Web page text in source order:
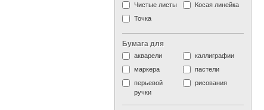
Чистые листы
Косая линейка
Точка
Бумага для
акварели
каллиграфии
маркера
пастели
перьевой
ручки
рисования